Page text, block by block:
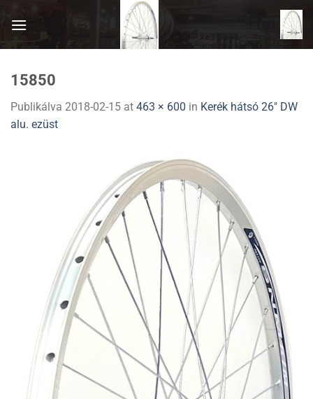
15850
Publikálva 2018-02-15 at 463 × 600 in Kerék hátsó 26″ DW
alu. ezüst